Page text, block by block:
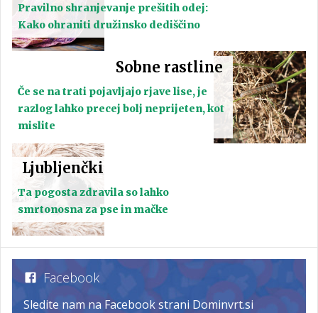
Pravilno shranjevanje prešitih odej:
Kako ohraniti družinsko dediščino
Sobne rastline
Če se na trati pojavljajo rjave lise, je
razlog lahko precej bolj neprijeten, kot
mislite
Ljubljenčki
Ta pogosta zdravila so lahko
smrtonosna za pse in mačke
Facebook
Sledite nam na Facebook strani Dominvrt.si